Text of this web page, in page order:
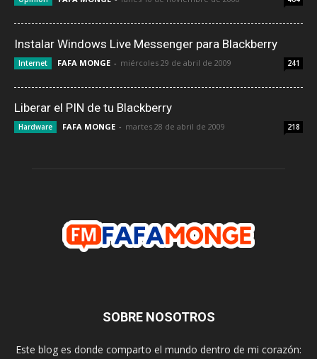
Instalar Windows Live Messenger para Blackberry
Internet FAFA MONGE - miércoles 29 de abril de 2009 241
Liberar el PIN de tu Blackberry
Hardware FAFA MONGE - martes 28 de abril de 2009 218
SOBRE NOSOTROS
Este blog es donde comparto el mundo dentro de mi corazón: